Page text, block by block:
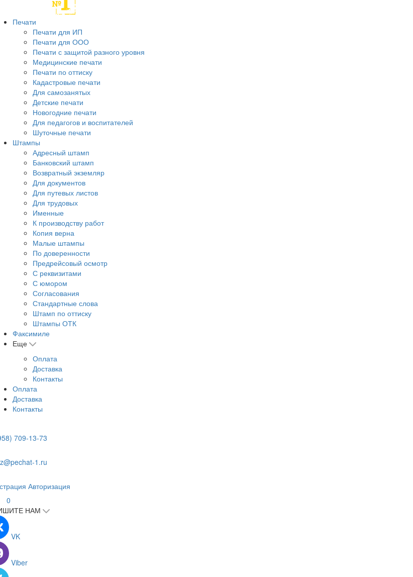
Печати
Печати для ИП
Печати для ООО
Печати с защитой разного уровня
Медицинские печати
Печати по оттиску
Кадастровые печати
Для самозанятых
Детские печати
Новогодние печати
Для педагогов и воспитателей
Шуточные печати
Штампы
Адресный штамп
Банковский штамп
Возвратный экземляр
Для документов
Для путевых листов
Для трудовых
Именные
К производству работ
Копия верна
Малые штампы
По доверенности
Предрейсовый осмотр
С реквизитами
С юмором
Согласования
Стандартные слова
Штамп по оттиску
Штампы ОТК
Факсимиле
Еще
Оплата
Доставка
Контакты
Оплата
Доставка
Контакты
709-13-73
1.ru
Авторизация
0
НАМ
VK
Viber